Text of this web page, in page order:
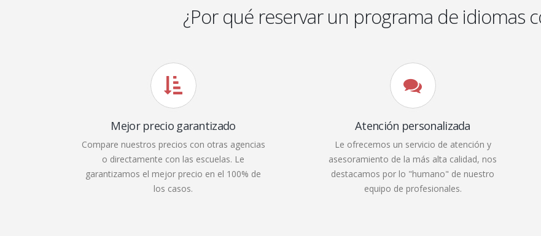
¿Por qué reservar un programa de idiomas
Mejor precio garantizado
Compare nuestros precios con otras agencias
o directamente con las escuelas. Le
garantizamos el mejor precio en el 100% de
los casos.
Atención personalizada
Le ofrecemos un servicio de atención y
asesoramiento de la más alta calidad, nos
destacamos por lo "humano" de nuestro
equipo de profesionales.